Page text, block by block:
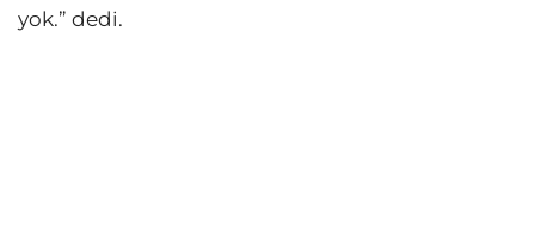
yok.” dedi.